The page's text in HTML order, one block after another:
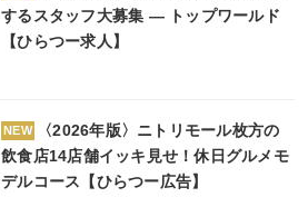
するスタッフ大募集 ― トップワールド
【ひらつー求人】
NEW
〈2026年版〉ニトリモール枚方の
飲食店14店舗イッキ見せ！休日グルメモ
デルコース【ひらつー広告】